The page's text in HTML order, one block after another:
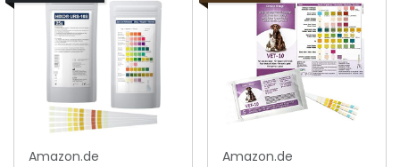
Amazon.de Amazon.de